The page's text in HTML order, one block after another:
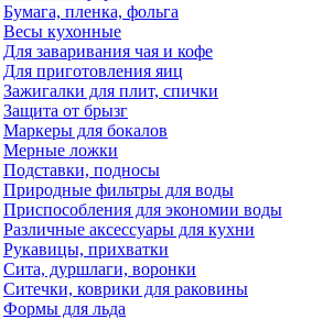
Бумага, пленка, фольга
Весы кухонные
Для заваривания чая и кофе
Для приготовления яиц
Зажигалки для плит, спички
Защита от брызг
Маркеры для бокалов
Мерные ложки
Подставки, подносы
Природные фильтры для воды
Приспособления для экономии воды
Различные аксессуары для кухни
Рукавицы, прихватки
Сита, дуршлаги, воронки
Ситечки, коврики для раковины
Формы для льда